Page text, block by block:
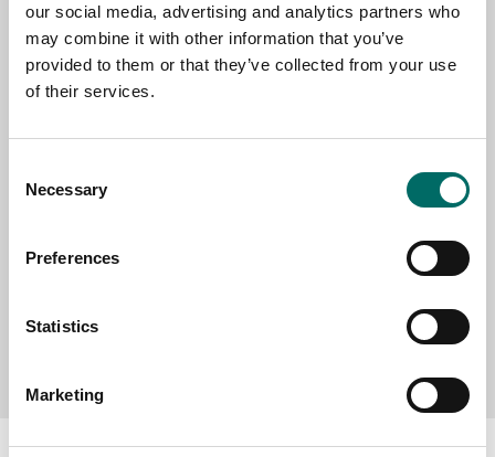
our social media, advertising and analytics partners who
may combine it with other information that you’ve
provided to them or that they’ve collected from your use
of their services.
Selection
Necessary
Preferences
Statistics
Marketing
SELECT COUNTRY